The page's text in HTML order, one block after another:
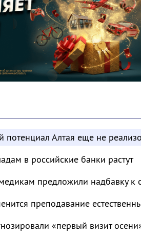
потенциал Алтая еще не
в российские банки растут
предложили надбавку к
преподавание
«первый визит